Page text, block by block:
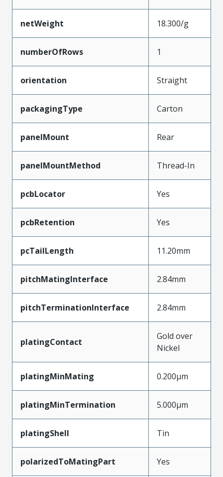
netWeight 18.300/g
numberOfRows 1
orientation Straight
packagingType Carton
panelMount Rear
panelMountMethod Thread-In
pcbLocator Yes
pcbRetention Yes
pcTailLength 11.20mm
pitchMatingInterface 2.84mm
pitchTerminationInterface 2.84mm
platingContact
Gold over
Nickel
platingMinMating 0.200µm
platingMinTermination 5.000µm
platingShell Tin
polarizedToMatingPart Yes